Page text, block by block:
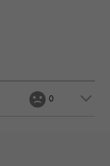
0